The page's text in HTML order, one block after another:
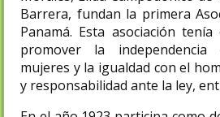
Barrera, fundan la primera
Panamá. Esta asociación
promover la independencia
mujeres y la igualdad con el
y responsabilidad ante la ley,